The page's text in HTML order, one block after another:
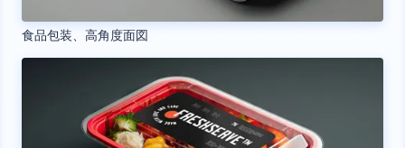
食品包装、高角度面図